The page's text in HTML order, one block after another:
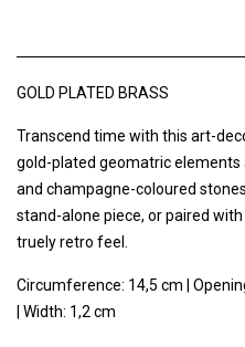
GOLD PLATED BRASS
Transcend time with this art-
gold-plated geomatric
and champagne-coloured
stand-alone piece, or paired
truely retro feel.
Circumference: 14,5 cm |
| Width: 1,2 cm